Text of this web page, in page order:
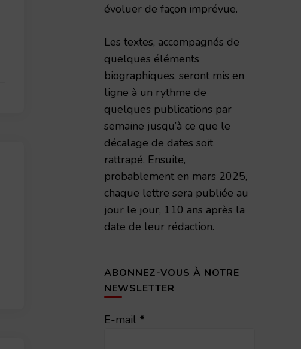
évoluer de façon imprévue.
Les textes, accompagnés de
quelques éléments
biographiques, seront mis en
ligne à un rythme de
quelques publications par
semaine jusqu’à ce que le
décalage de dates soit
rattrapé. Ensuite,
probablement en mars 2025,
chaque lettre sera publiée au
jour le jour, 110 ans après la
date de leur rédaction.
ABONNEZ-VOUS À NOTRE
NEWSLETTER
E-mail *